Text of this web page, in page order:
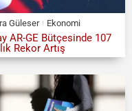
Güleser Ekonomi
AR-GE Bütçesinde 107
Rekor Artış